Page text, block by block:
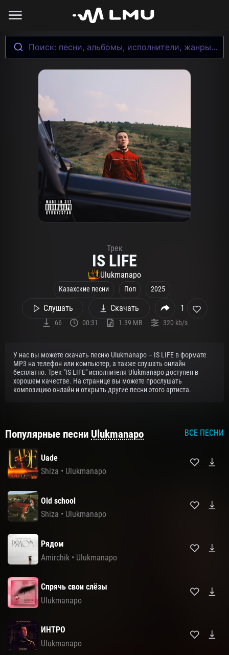
Поиск: песни, альбомы, исполнители, жанры...
Трек
IS LIFE
Ulukmanapo
Казахские песни Поп 2025
Слушать Скачать 1
66 00:31 1.39 MB 320 kb/s
У нас вы можете скачать песню Ulukmanapo – IS LIFE в формате
MP3 на телефон или компьютер, а также слушать онлайн
бесплатно. Трек "IS LIFE" исполнителя Ulukmanapo доступен в
хорошем качестве. На странице вы можете прослушать
композицию онлайн и открыть другие песни этого артиста.
Популярные песни Ulukmanapo ВСЕ ПЕСНИ
Uade
Shiza • Ulukmanapo
Old school
Shiza • Ulukmanapo
Рядом
Amirchik • Ulukmanapo
Спрячь свои слёзы
Ulukmanapo
ИНТРО
Ulukmanapo